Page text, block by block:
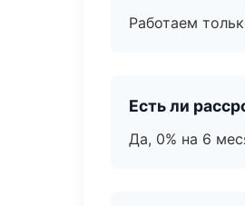
Работаем
Есть ли
Да, 0% на 6